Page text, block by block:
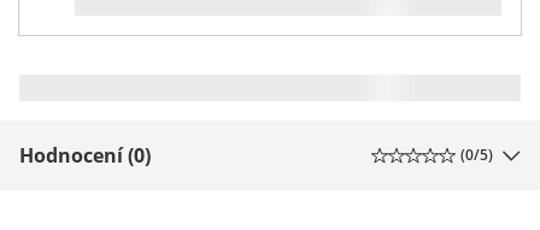
Hodnocení (0) (0/5)